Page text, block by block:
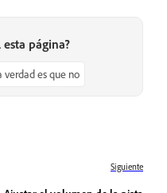
página?
verdad es que no
Siguiente